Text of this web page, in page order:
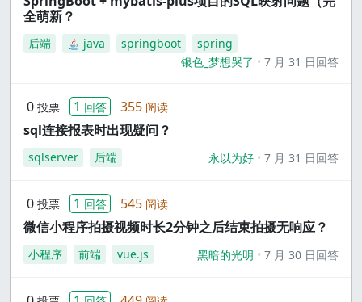
全萌新？
后端 java springboot
spring
银色_梦想哭了
7 月 31 日回答
0 投票 1 回答 355 阅读
sql连接报表时出现疑问？
sqlserver 后端 永以为好 7 月 31 日回答
0 投票 1 回答 545 阅读
微信小程序拍摄视频时长2分钟之后结束拍摄无响应？
小程序 前端 vue.js 黑暗的光明 7 月 30 日回答